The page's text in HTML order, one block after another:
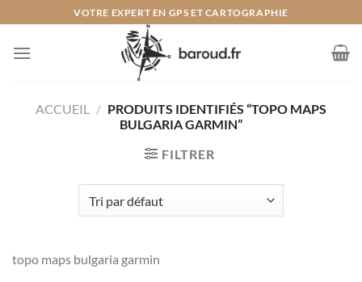
au
contenu
VOTRE EXPERT EN GPS ET CARTOGRAPHIE
ACCUEIL / PRODUITS IDENTIFIÉS “TOPO MAPS
BULGARIA GARMIN”
FILTRER
topo maps bulgaria garmin